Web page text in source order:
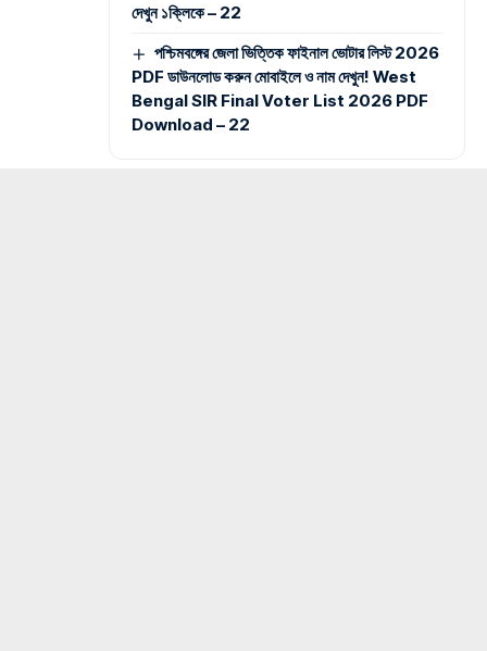
দেখুন ১ক্লিকে – 22
পশ্চিমবঙ্গের জেলা ভিত্তিক ফাইনাল ভোটার লিস্ট 2026
PDF ডাউনলোড করুন মোবাইলে ও নাম দেখুন! West
Bengal SIR Final Voter List 2026 PDF
Download – 22